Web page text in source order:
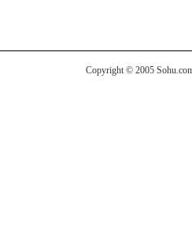
Copyright © 2005